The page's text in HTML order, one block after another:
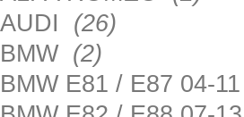
AUDI (26)
BMW (2)
BMW E81 / E87 04-11